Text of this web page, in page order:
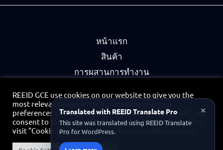
หน้าแรก
สินค้า
การผสานการทำงาน
นโยบายความเป็นส่วนตัว
ติดต่อ
พอร์ทัลพันธมิตร
REEID GCE use cookies on our website to give you the
most relevant experience by remembering your
preferences and repeat visits. By clicking “Accept All”, you
consent to the use of ALL the cookies. However, you may
visit "Cookie Settings" to provide a controlled consent.
×
Translated with REEID Translate Pro
This site was translated using REEID Translate
Pro for WordPress.